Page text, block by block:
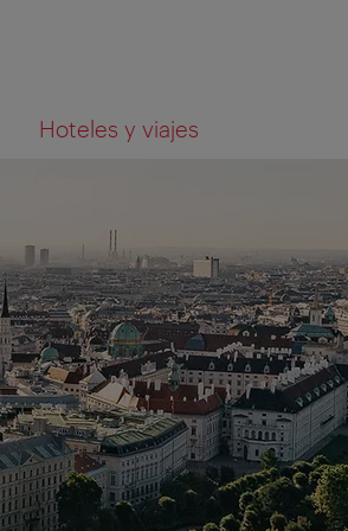
Hoteles y viajes